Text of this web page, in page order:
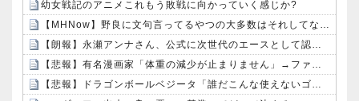
幼女戦記のアニメこれもう敗戦に向かっていく感じか?
【MHNow】野良に文句言ってるやつの大多数はそれしてないだけの雑魚だから聞く耳持つだけムダよ
【朗報】永瀬アンナさん、公式に次世代のエースとして認められる
【悲報】有名漫画家「体重の減少が止まりません」→ファンから心配の声：26/08/07のニュース
【悲報】ドラゴンボールベジータ「誰だこんな使えないゴミを呼んだ奴は」ヤムチャ「はは…」←これｗｗｗ